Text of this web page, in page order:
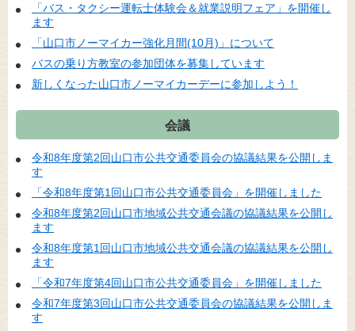
「バス・タクシー運転士体験会＆就業説明フェア」を開催し
ます
「山口市ノーマイカー強化月間(10月)」について
バスの乗り方教室の参加団体を募集しています
新しくなった山口市ノーマイカーデーに参加しよう！
会議
令和8年度第2回山口市公共交通委員会の協議結果を公開しま
す
「令和8年度第1回山口市公共交通委員会」を開催しました
令和8年度第2回山口市地域公共交通会議の協議結果を公開し
ます
令和8年度第1回山口市地域公共交通会議の協議結果を公開し
ます
「令和7年度第4回山口市公共交通委員会」を開催しました
令和7年度第3回山口市公共交通委員会の協議結果を公開しま
す